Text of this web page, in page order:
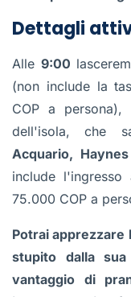
Dettagli
Alle 9:00
(non include la
COP a
dell'isola, che
Acquario,
include
75.000 COP a
Potrai apprezzare
stupito dalla
vantaggio di